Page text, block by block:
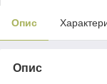
Опис
Опис